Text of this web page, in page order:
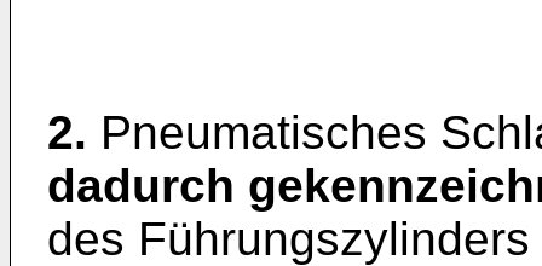
2. Pneumatisches
dadurch
des